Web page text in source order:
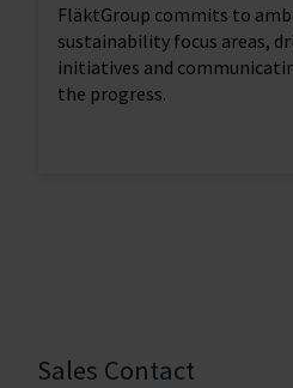
FläktGroup commits to
sustainability focus areas,
initiatives and
the progress.
Sales Contact